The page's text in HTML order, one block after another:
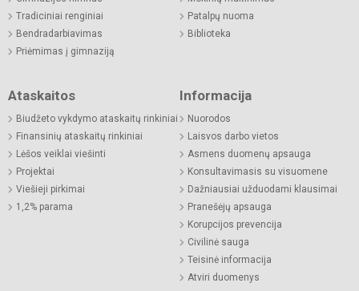
Tradiciniai renginiai
Bendradarbiavimas
Priėmimas į gimnaziją
Patalpų nuoma
Biblioteka
Ataskaitos
Biudžeto vykdymo ataskaitų rinkiniai
Finansinių ataskaitų rinkiniai
Lėšos veiklai viešinti
Projektai
Viešieji pirkimai
1,2% parama
Informacija
Nuorodos
Laisvos darbo vietos
Asmens duomenų apsauga
Konsultavimasis su visuomene
Dažniausiai užduodami klausimai
Pranešėjų apsauga
Korupcijos prevencija
Civilinė sauga
Teisinė informacija
Atviri duomenys